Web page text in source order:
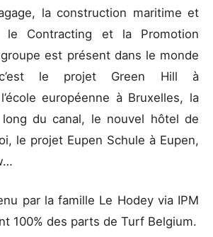
la construction maritime et
le Contracting et la Promotion
est présent dans le monde
le projet Green Hill à
européenne à Bruxelles, la
du canal, le nouvel hôtel de
le projet Eupen Schule à Eupen,
par la famille Le Hodey via IPM
100% des parts de Turf Belgium.